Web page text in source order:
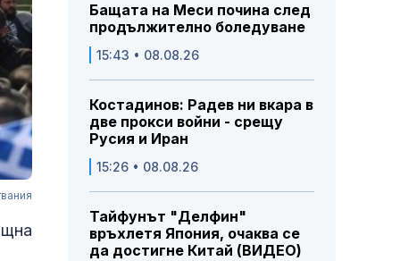
Бащата на Меси почина след
продължително боледуване
15:43 • 08.08.26
Костадинов: Радев ни вкара в
две прокси войни - срещу
Русия и Иран
15:26 • 08.08.26
Тайфунът "Делфин"
връхлетя Япония, очаква се
да достигне Китай (ВИДЕО)